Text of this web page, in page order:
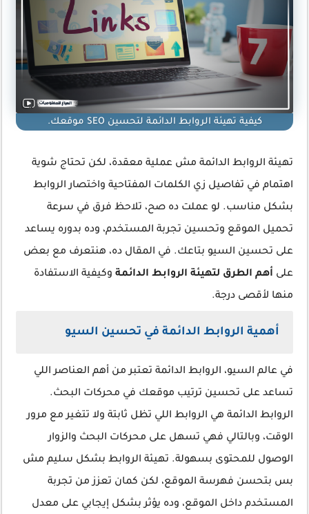
كيفية تهيئة الروابط الدائمة لتحسين SEO موقعك.
تهيئة الروابط الدائمة مش عملية معقدة، لكن تحتاج شوية
اهتمام في تفاصيل زي الكلمات المفتاحية واختصار الروابط
بشكل مناسب. لو عملت ده صح، تلاحظ فرق في سرعة
تحميل الموقع وتحسين تجربة المستخدم، وده بدوره يساعد
على تحسين السيو بتاعك. في المقال ده، هنتعرف مع بعض
على أهم الطرق لتهيئة الروابط الدائمة وكيفية الاستفادة
منها لأقصى درجة.
أهمية الروابط الدائمة في تحسين السيو
في عالم السيو، الروابط الدائمة تعتبر من أهم العناصر اللي
تساعد على تحسين ترتيب موقعك في محركات البحث.
الروابط الدائمة هي الروابط اللي تظل ثابتة ولا تتغير مع مرور
الوقت، وبالتالي فهي تسهل على محركات البحث والزوار
الوصول للمحتوى بسهولة. تهيئة الروابط بشكل سليم مش
بس بتحسن فهرسة الموقع، لكن كمان تعزز من تجربة
المستخدم داخل الموقع، وده يؤثر بشكل إيجابي على معدل